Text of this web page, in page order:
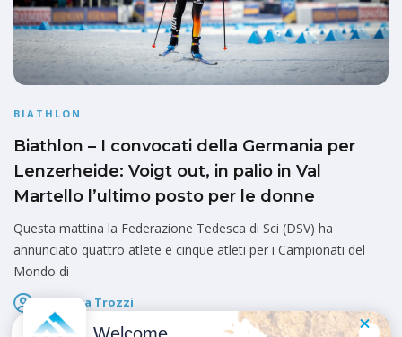
BIATHLON
Biathlon – I convocati della Germania per
Lenzerheide: Voigt out, in palio in Val
Martello l’ultimo posto per le donne
Questa mattina la Federazione Tedesca di Sci (DSV) ha
annunciato quattro atlete e cinque atleti per i Campionati del
Mondo di
Federica Trozzi
Pubblicato il
Welcome